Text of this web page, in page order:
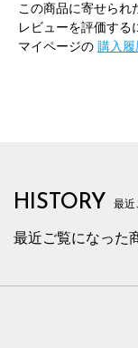
この商品に寄せられ
レビューを評価する
マイページの 購入履
HISTORY 最近
最近ご覧になった